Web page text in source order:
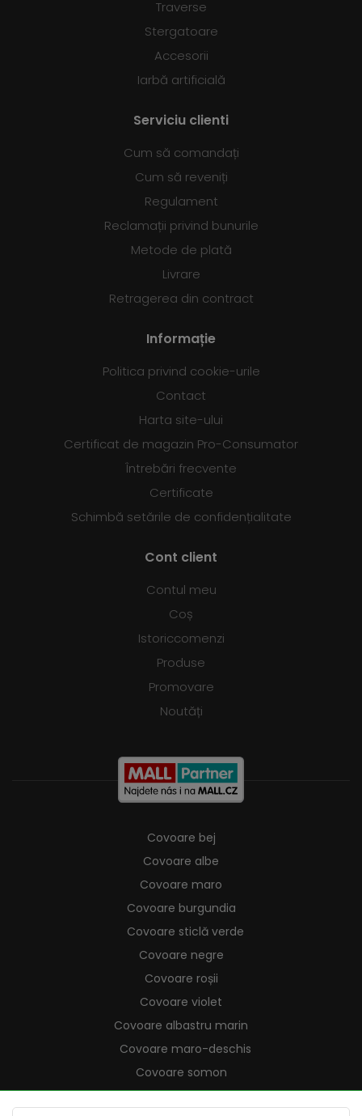
Traverse
Stergatoare
Accesorii
Iarbă artificială
Serviciu clienti
Cum să comandați
Cum să reveniți
Regulament
Reclamații privind bunurile
Metode de plată
Livrare
Retragerea din contract
Informație
Politica privind cookie-urile
Contact
Harta site-ului
Certificat de magazin Pro-Consumator
Întrebări frecvente
Certificate
Schimbă setările de confidențialitate
Cont client
Contul meu
Coș
Istoriccomenzi
Produse
Promovare
Noutăți
Covoare bej
Covoare albe
Covoare maro
Covoare burgundia
Covoare sticlă verde
Covoare negre
Covoare roșii
Covoare violet
Covoare albastru marin
Covoare maro-deschis
Covoare somon
Covoare crem